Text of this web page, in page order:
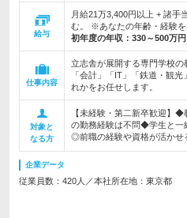
給与
月給21万3,400円以上 + 諸
む。 ※あなたの年齢・経験を
初年度の年収： 330～500万円
仕事内容
立志舎が展開する専門学校の
「会計」「IT」「鉄道・観
れかをお任せします。
対象と
なる方
【未経験・第二新卒歓迎】
の勤務経験は不問◆学生と一
◎前職の経験や資格が活かせ
企業データ
従業員数：420人／本社所在地：東京都